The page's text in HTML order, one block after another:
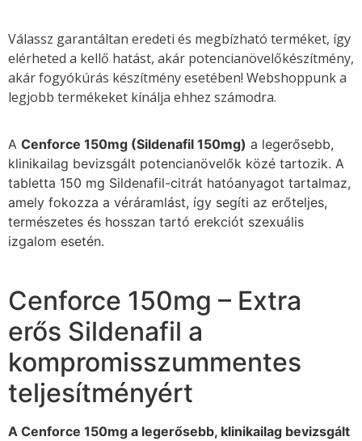
Válassz garantáltan eredeti és megbízható terméket, így
elérheted a kellő hatást, akár potencianövelőkészítmény,
akár fogyókúrás készítmény esetében! Webshoppunk a
legjobb termékeket kínálja ehhez számodra.
A Cenforce 150mg (Sildenafil 150mg) a legerősebb,
klinikailag bevizsgált potencianövelők közé tartozik. A
tabletta 150 mg Sildenafil-citrát hatóanyagot tartalmaz,
amely fokozza a véráramlást, így segíti az erőteljes,
természetes és hosszan tartó erekciót szexuális
izgalom esetén.
Cenforce 150mg – Extra
erős Sildenafil a
kompromisszummentes
teljesítményért
A Cenforce 150mg a legerősebb, klinikailag bevizsgált